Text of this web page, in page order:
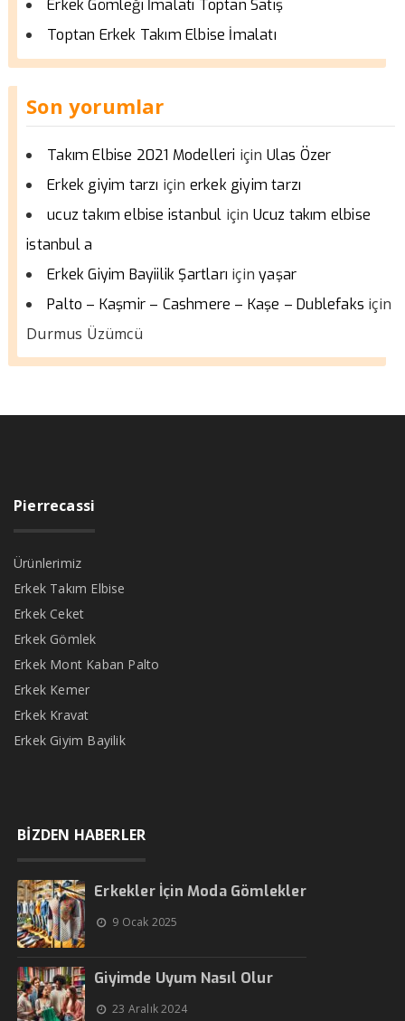
Erkek Gömleği İmalatı Toptan Satış
Toptan Erkek Takım Elbise İmalatı
Son yorumlar
Takım Elbise 2021 Modelleri için Ulas Özer
Erkek giyim tarzı için erkek giyim tarzı
ucuz takım elbise istanbul için Ucuz takım elbise
istanbul a
Erkek Giyim Bayiilik Şartları içinyaşar
Palto – Kaşmir – Cashmere – Kaşe – Dublefaks için
Durmus Üzümcü
Pierrecassi
Ürünlerimiz
Erkek Takım Elbise
Erkek Ceket
Erkek Gömlek
Erkek Mont Kaban Palto
Erkek Kemer
Erkek Kravat
Erkek Giyim Bayilik
BİZDEN HABERLER
Erkekler İçin Moda Gömlekler
9 Ocak 2025
Giyimde Uyum Nasıl Olur
23 Aralık 2024